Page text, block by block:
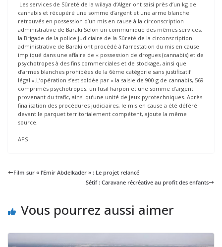
Les services de Sûreté de la wilaya d’Alger ont saisi près d’un kg de
cannabis et récupéré une somme d’argent et une arme blanche
retrouvés en possession d’un mis en cause à la circonscription
administrative de Baraki.Selon un communiqué des mêmes services,
la Brigade de la police judiciaire de la Sûreté de la circonscription
administrative de Baraki ont procédé à l’arrestation du mis en cause
impliqué dans une affaire de « possession de drogues (cannabis) et de
psychotropes à des fins commerciales et de stockage, ainsi que
d’armes blanches prohibées de la 6ème catégorie sans justificatif
légal ».L’opération s’est soldée par « la saisie de 900 g de cannabis, 569
comprimés psychotropes, un fusil harpon et une somme d’argent
provenant du trafic, ainsi qu’une unité de jeux pyrotechniques. Après
finalisation des procédures judiciaires, le mis en cause a été déféré
devant le parquet territorialement compétent, ajoute la même
source.
APS
Film sur « l’Emir Abdelkader » : Le projet relancé
Sétif : Caravane récréative au profit des enfants
Vous pourrez aussi aimer